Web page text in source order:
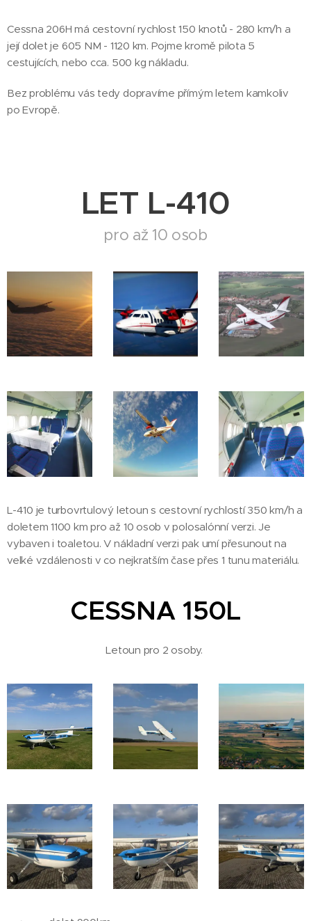
Cessna 206H má cestovní rychlost 150 knotů - 280 km/h a
její dolet je 605 NM - 1120 km. Pojme kromě pilota 5
cestujících, nebo cca. 500 kg nákladu.
Bez problému vás tedy dopravíme přímým letem kamkoliv
po Evropě.
LET L-410
pro až 10 osob
L-410 je turbovrtulový letoun s cestovní rychlostí 350 km/h a
doletem 1100 km pro až 10 osob v polosalónní verzi. Je
vybaven i toaletou. V nákladní verzi pak umí přesunout na
velké vzdálenosti v co nejkratším čase přes 1 tunu materiálu.
CESSNA150L
Letoun pro 2 osoby.